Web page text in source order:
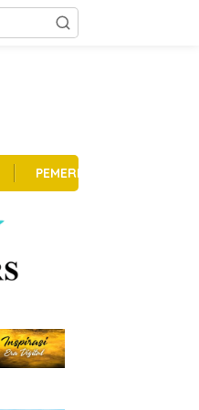
PEMERINTAHAN